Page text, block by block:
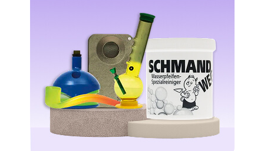
Top 10 Magic Truffels